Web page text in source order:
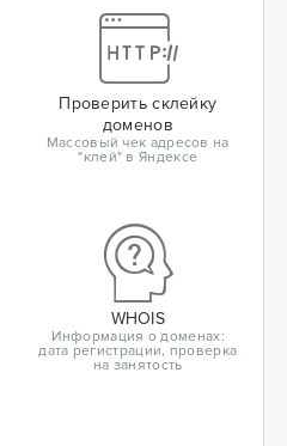
Проверить склейку
доменов
Массовый чек адресов на
"клей" в Яндексе
WHOIS
Информация о доменах:
дата регистрации, проверка
на занятость